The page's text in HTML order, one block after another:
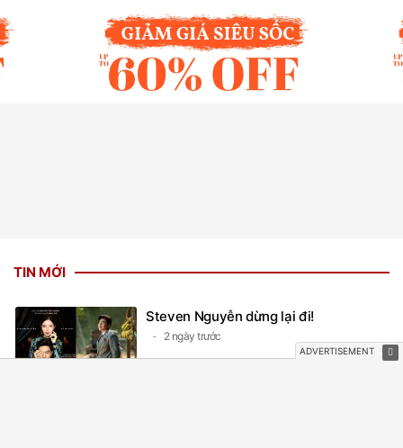
TIN MỚI
Steven Nguyễn dừng lại đi!
2 ngày trước